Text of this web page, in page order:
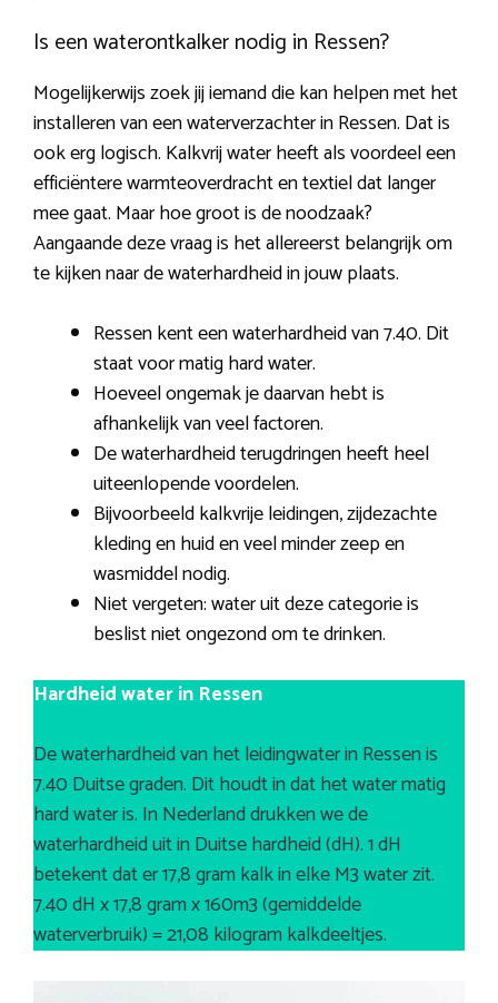
Is een waterontkalker nodig in Ressen?
Mogelijkerwijs zoek jij iemand die kan helpen met het
installeren van een waterverzachter in Ressen. Dat is
ook erg logisch. Kalkvrij water heeft als voordeel een
efficiëntere warmteoverdracht en textiel dat langer
mee gaat. Maar hoe groot is de noodzaak?
Aangaande deze vraag is het allereerst belangrijk om
te kijken naar de waterhardheid in jouw plaats.
Ressen kent een waterhardheid van 7.40. Dit
staat voor matig hard water.
Hoeveel ongemak je daarvan hebt is
afhankelijk van veel factoren.
De waterhardheid terugdringen heeft heel
uiteenlopende voordelen.
Bijvoorbeeld kalkvrije leidingen, zijdezachte
kleding en huid en veel minder zeep en
wasmiddel nodig.
Niet vergeten: water uit deze categorie is
beslist niet ongezond om te drinken.
Hardheid water in Ressen
De waterhardheid van het leidingwater in Ressen is
7.40 Duitse graden. Dit houdt in dat het water matig
hard water is. In Nederland drukken we de
waterhardheid uit in Duitse hardheid (dH). 1 dH
betekent dat er 17,8 gram kalk in elke M3 water zit.
7.40 dH x 17,8 gram x 160m3 (gemiddelde
waterverbruik) = 21,08 kilogram kalkdeeltjes.